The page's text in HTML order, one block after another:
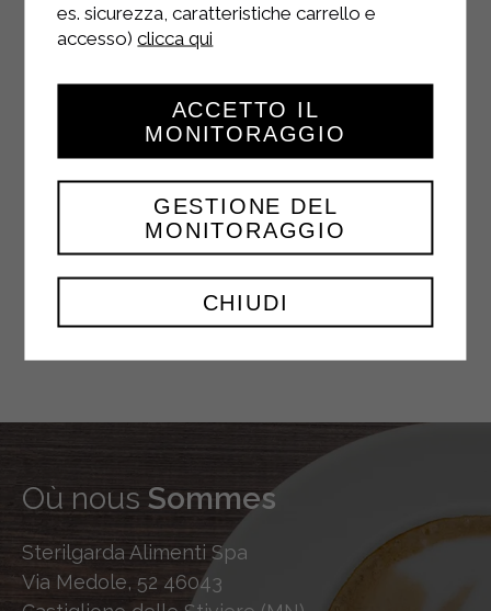
FACEBOOK
YOUTUBE
TWITTER
Où nous Sommes
Sterilgarda Alimenti Spa
Via Medole, 52 46043
es. sicurezza, caratteristiche carrello e
accesso)clicca qui
CHIUDI
GESTIONE DEL
MONITORAGGIO
ACCETTO IL
MONITORAGGIO